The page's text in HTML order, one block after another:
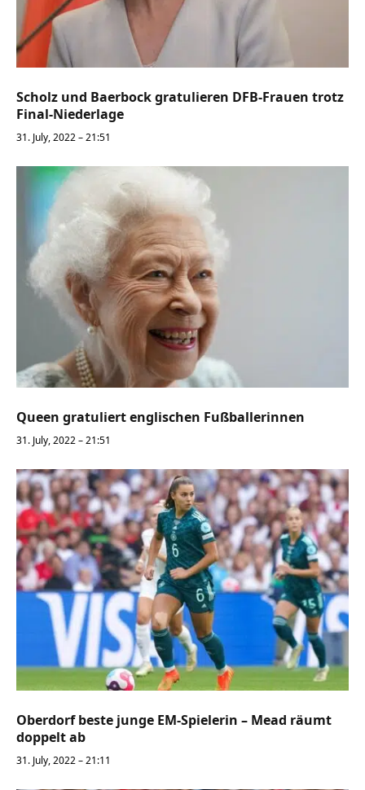
Scholz und Baerbock gratulieren DFB-Frauen trotz
Final-Niederlage
31. July, 2022 – 21:51
Queen gratuliert englischen Fußballerinnen
31. July, 2022 – 21:51
Oberdorf beste junge EM-Spielerin – Mead räumt
doppelt ab
31. July, 2022 – 21:11